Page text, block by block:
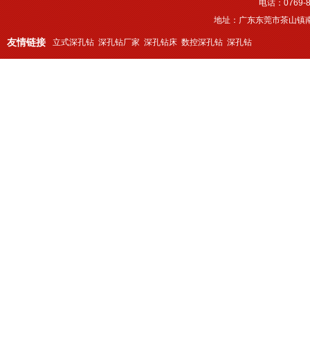
电话：0769-
地址：广东东莞市茶山镇
友情链接 立式深孔钻 深孔钻厂家 深孔钻床 数控深孔钻 深孔钻